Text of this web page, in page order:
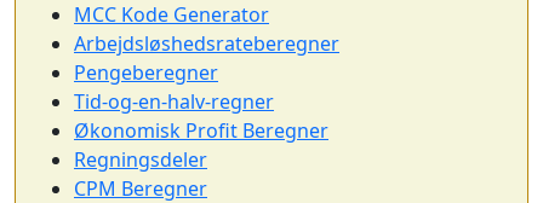
MCC Kode Generator
Arbejdsløshedsrateberegner
Pengeberegner
Tid-og-en-halv-regner
Økonomisk Profit Beregner
Regningsdeler
CPM Beregner